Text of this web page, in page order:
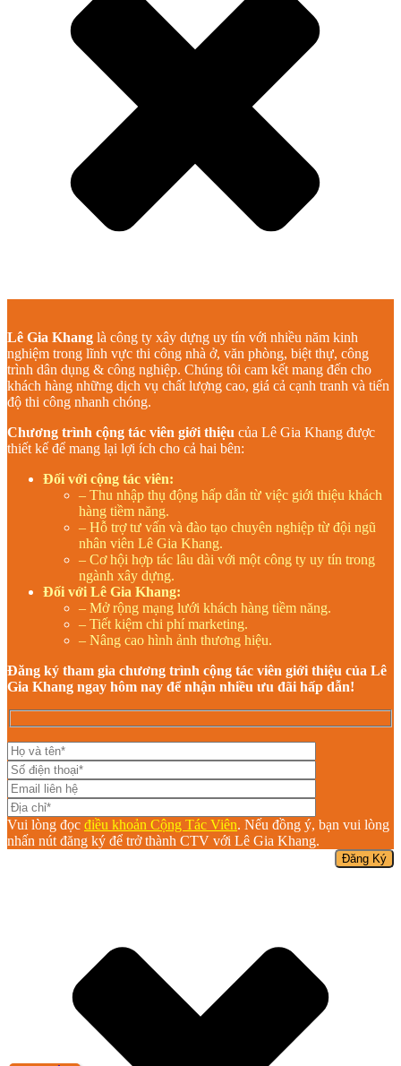
Lê Gia Khang là công ty xây dựng uy tín với nhiều năm kinh
nghiệm trong lĩnh vực thi công nhà ở, văn phòng, biệt thự, công
trình dân dụng & công nghiệp. Chúng tôi cam kết mang đến cho
khách hàng những dịch vụ chất lượng cao, giá cả cạnh tranh và tiến
độ thi công nhanh chóng.
Chương trình cộng tác viên giới thiệu của Lê Gia Khang được
thiết kế để mang lại lợi ích cho cả hai bên:
Đối với cộng tác viên:
– Thu nhập thụ động hấp dẫn từ việc giới thiệu khách
hàng tiềm năng.
– Hỗ trợ tư vấn và đào tạo chuyên nghiệp từ đội ngũ
nhân viên Lê Gia Khang.
– Cơ hội hợp tác lâu dài với một công ty uy tín trong
ngành xây dựng.
Đối với Lê Gia Khang:
– Mở rộng mạng lưới khách hàng tiềm năng.
– Tiết kiệm chi phí marketing.
– Nâng cao hình ảnh thương hiệu.
Đăng ký tham gia chương trình cộng tác viên giới thiệu của Lê
Gia Khang ngay hôm nay để nhận nhiều ưu đãi hấp dẫn!
Vui lòng đọc điều khoản Cộng Tác Viên. Nếu đồng ý, bạn vui lòng
nhấn nút đăng ký để trở thành CTV với Lê Gia Khang.